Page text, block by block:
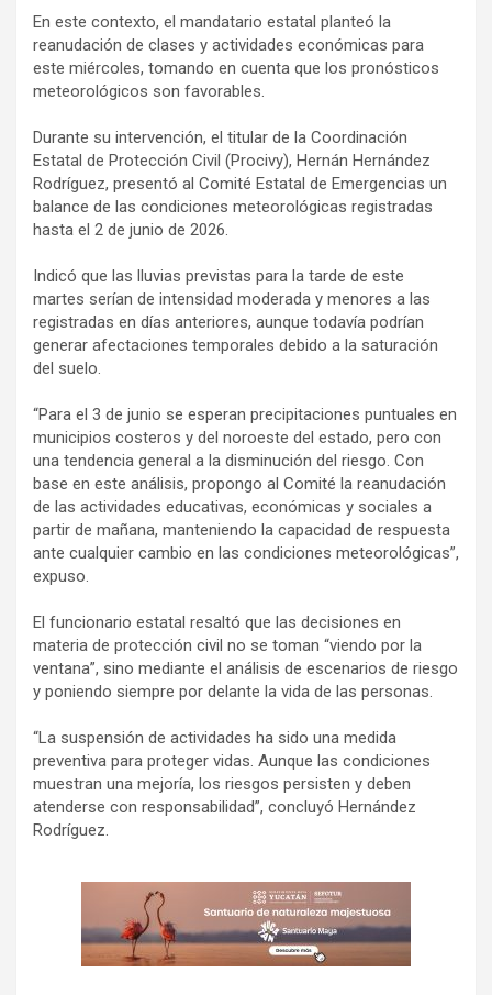
En este contexto, el mandatario estatal planteó la
reanudación de clases y actividades económicas para
este miércoles, tomando en cuenta que los pronósticos
meteorológicos son favorables.
Durante su intervención, el titular de la Coordinación
Estatal de Protección Civil (Procivy), Hernán Hernández
Rodríguez, presentó al Comité Estatal de Emergencias un
balance de las condiciones meteorológicas registradas
hasta el 2 de junio de 2026.
Indicó que las lluvias previstas para la tarde de este
martes serían de intensidad moderada y menores a las
registradas en días anteriores, aunque todavía podrían
generar afectaciones temporales debido a la saturación
del suelo.
“Para el 3 de junio se esperan precipitaciones puntuales en
municipios costeros y del noroeste del estado, pero con
una tendencia general a la disminución del riesgo. Con
base en este análisis, propongo al Comité la reanudación
de las actividades educativas, económicas y sociales a
partir de mañana, manteniendo la capacidad de respuesta
ante cualquier cambio en las condiciones meteorológicas”,
expuso.
El funcionario estatal resaltó que las decisiones en
materia de protección civil no se toman “viendo por la
ventana”, sino mediante el análisis de escenarios de riesgo
y poniendo siempre por delante la vida de las personas.
“La suspensión de actividades ha sido una medida
preventiva para proteger vidas. Aunque las condiciones
muestran una mejoría, los riesgos persisten y deben
atenderse con responsabilidad”, concluyó Hernández
Rodríguez.